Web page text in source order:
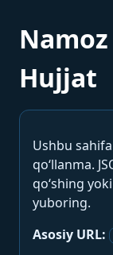
Hujjat
Ushbu
qo‘llanma.
qo‘shing yoki
yuboring.
Asosiy URL: